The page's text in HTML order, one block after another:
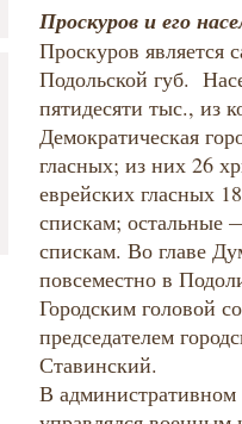
Проскуров и его
Проскуров
Подольской губ.
пятидесяти тыс., из
Демократическая
гласных; из них 26
еврейских гласных
спискам; остальные
спискам. Во главе
повсеместно в
Городским головой
председателем
Ставинский.
В